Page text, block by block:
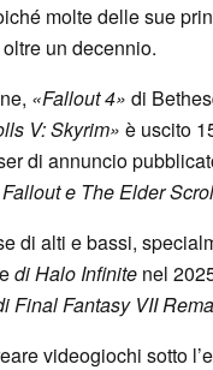
molte delle sue
un decennio.
«Fallout 4» di
V: Skyrim» è uscito
di annuncio
Fallout e The Elder
di alti e bassi,
di Halo Infinite nel
Final Fantasy VII
videogiochi sotto